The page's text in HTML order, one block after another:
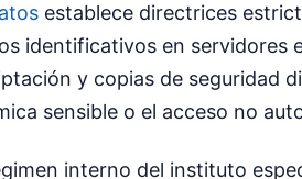
establece directrices
identificativos en servidores
y copias de seguridad
sensible o el acceso no
interno del instituto